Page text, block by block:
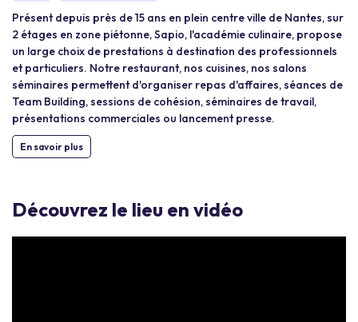
Présent depuis près de 15 ans en plein centre ville de Nantes, sur
2 étages en zone piétonne, Sapio, l'académie culinaire, propose
un large choix de prestations à destination des professionnels
et particuliers. Notre restaurant, nos cuisines, nos salons
séminaires permettent d'organiser repas d'affaires, séances de
Team Building, sessions de cohésion, séminaires de travail,
présentations commerciales ou lancement presse.
En savoir plus
Découvrez le lieu en vidéo